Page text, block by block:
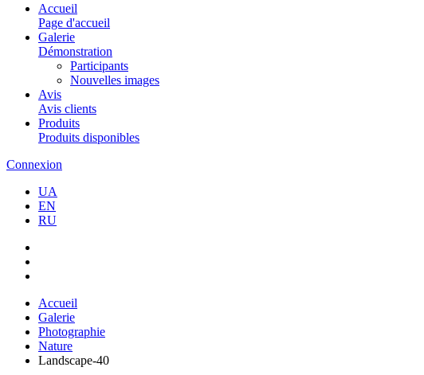
Accueil
Page d'accueil
Galerie
Démonstration
Participants
Nouvelles images
Avis
Avis clients
Produits
Produits disponibles
Connexion
UA
EN
RU
Accueil
Galerie
Photographie
Nature
Landscape-40